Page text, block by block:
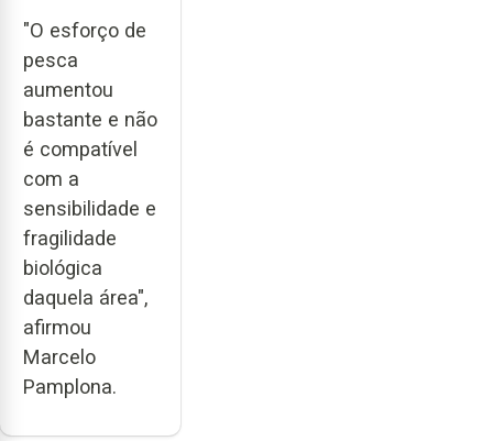
"O esforço de
pesca
aumentou
bastante e não
é compatível
com a
sensibilidade e
fragilidade
biológica
daquela área",
afirmou
Marcelo
Pamplona.